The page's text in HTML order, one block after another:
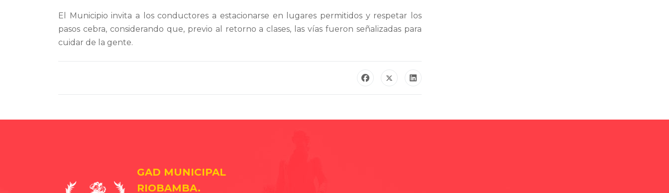
El Municipio invita a los conductores a estacionarse en lugares permitidos y respetar los
pasos cebra, considerando que, previo al retorno a clases, las vías fueron señalizadas para
cuidar de la gente.
GAD MUNICIPAL
RIOBAMBA.